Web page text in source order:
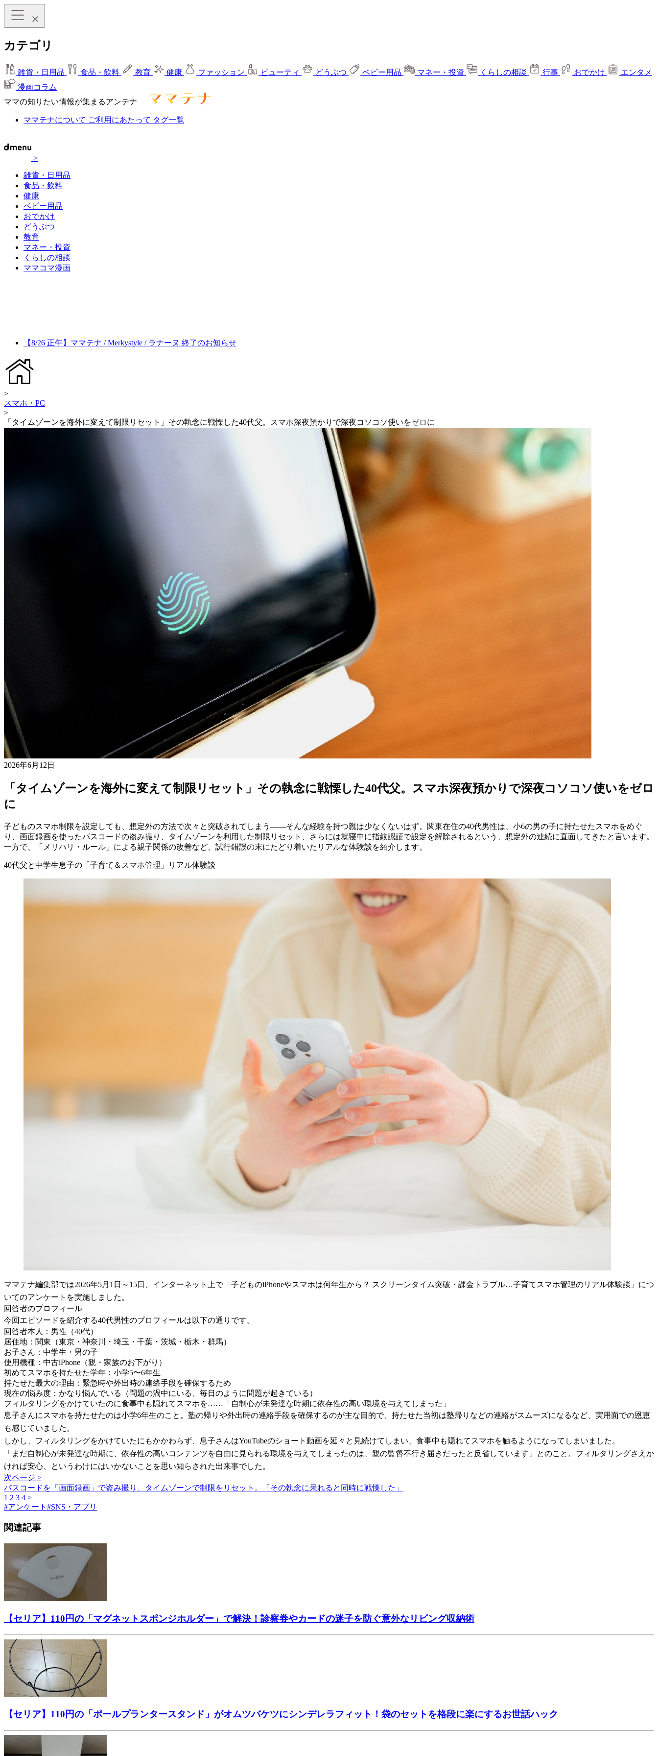
カテゴリ
雑貨・日用品 食品・飲料 教育 健康 ファッション ビューティ どうぶつ ベビー用品 マネー・投資 くらしの相談 行事 おでかけ
エンタメ
漫画コラム
ママの知りたい情報が集まるアンテナ
ママテナについて ご利用にあたって タグ一覧
>
雑貨・日用品
食品・飲料
健康
ベビー用品
おでかけ
どうぶつ
教育
マネー・投資
くらしの相談
ママコマ漫画
【8/26 正午】ママテナ / Merkystyle / ラナーヌ 終了のお知らせ
>
スマホ・PC
>
「タイムゾーンを海外に変えて制限リセット」その執念に戦慄した40代父。スマホ深夜預かりで深夜コソコソ使いをゼロに
2026年6月12日
「タイムゾーンを海外に変えて制限リセット」その執念に戦慄した40代父。スマホ深夜預かりで深夜コソコソ使いをゼロ
に
子どものスマホ制限を設定しても、想定外の方法で次々と突破されてしまう——そんな経験を持つ親は少なくないはず。関東在住の40代男性は、小6の男の子に持たせたスマホをめぐ
り、画面録画を使ったパスコードの盗み撮り、タイムゾーンを利用した制限リセット、さらには就寝中に指紋認証で設定を解除されるという、想定外の連続に直面してきたと言います。
一方で、「メリハリ・ルール」による親子関係の改善など、試行錯誤の末にたどり着いたリアルな体験談を紹介します。
40代父と中学生息子の「子育て＆スマホ管理」リアル体験談
ママテナ編集部では2026年5月1日～15日、インターネット上で「子どものiPhoneやスマホは何年生から？ スクリーンタイム突破・課金トラブル…子育てスマホ管理のリアル体験談」につ
いてのアンケートを実施しました。
回答者のプロフィール
今回エピソードを紹介する40代男性のプロフィールは以下の通りです。
回答者本人：男性（40代）
居住地：関東（東京・神奈川・埼玉・千葉・茨城・栃木・群馬）
お子さん：中学生・男の子
使用機種：中古iPhone（親・家族のお下がり）
初めてスマホを持たせた学年：小学5〜6年生
持たせた最大の理由：緊急時や外出時の連絡手段を確保するため
現在の悩み度：かなり悩んでいる（問題の渦中にいる、毎日のように問題が起きている）
フィルタリングをかけていたのに食事中も隠れてスマホを……「自制心が未発達な時期に依存性の高い環境を与えてしまった」
息子さんにスマホを持たせたのは小学6年生のこと。塾の帰りや外出時の連絡手段を確保するのが主な目的で、持たせた当初は塾帰りなどの連絡がスムーズになるなど、実用面での恩恵
も感じていました。
しかし、フィルタリングをかけていたにもかかわらず、息子さんはYouTubeのショート動画を延々と見続けてしまい、食事中も隠れてスマホを触るようになってしまいました。
「まだ自制心が未発達な時期に、依存性の高いコンテンツを自由に見られる環境を与えてしまったのは、親の監督不行き届きだったと反省しています」とのこと。フィルタリングさえか
ければ安心、というわけにはいかないことを思い知らされた出来事でした。
次ページ >
パスコードを「画面録画」で盗み撮り、タイムゾーンで制限をリセット。「その執念に呆れると同時に戦慄した」
1 2 3 4 >
#アンケート #SNS・アプリ
関連記事
【セリア】110円の「マグネットスポンジホルダー」で解決！診察券やカードの迷子を防ぐ意外なリビング収納術
【セリア】110円の「ポールプランタースタンド」がオムツバケツにシンデレラフィット！袋のセットを格段に楽にするお世話ハック